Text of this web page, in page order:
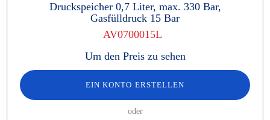
Druckspeicher 0,7 Liter, max. 330 Bar,
Gasfülldruck 15 Bar
AV0700015L
Um den Preis zu sehen
EIN KONTO ERSTELLEN
oder